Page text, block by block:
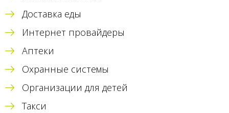
Доставка еды
Интернет провайдеры
Аптеки
Охранные системы
Организации для детей
Такси